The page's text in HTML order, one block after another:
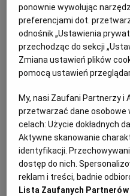
BOŻE NARODZENIE DANIA
Magazyn
wieprzowa
BOŻE NARODZENIE DANIA
Magazyn
Rolada z
ponownie wywołując
preferencjami dot.
odnośnik „Ustawienia
przechodząc do sekcji
Zmiana ustawień plików
pomocą ustawień
My, nasi Zaufani Partnerzy i
przetwarzać dane osobowe
celach:Użycie dokładnych
Aktywne skanowanie
identyfikacji.
dostęp do nich.
reklam i treści, badnie
Lista Zaufanych Partnerów